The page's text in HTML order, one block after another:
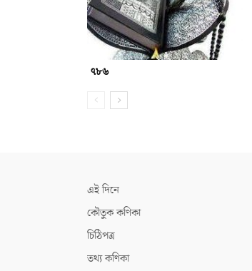
৭৮৬
এই দিনে
কৌতুক কণিকা
চিঠিপত্র
তথ্য কণিকা